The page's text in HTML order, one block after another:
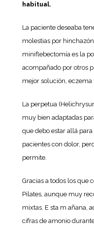
habitual.
La paciente deseaba
molestias por
miniflebectomía es la
acompañado por otros
mejor solución, eczema
La perpetua
muy bien adaptadas
que debo estar allá
pacientes con dolor,
permite.
Gracias a todos los que
Pilates, aunque muy
mixtas. E sta m añana,
cifras de amonio